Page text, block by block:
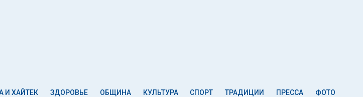
И ХАЙТЕК ЗДОРОВЬЕ ОБЩИНА КУЛЬТУРА СПОРТ ТРАДИЦИИ ПРЕССА ФОТО